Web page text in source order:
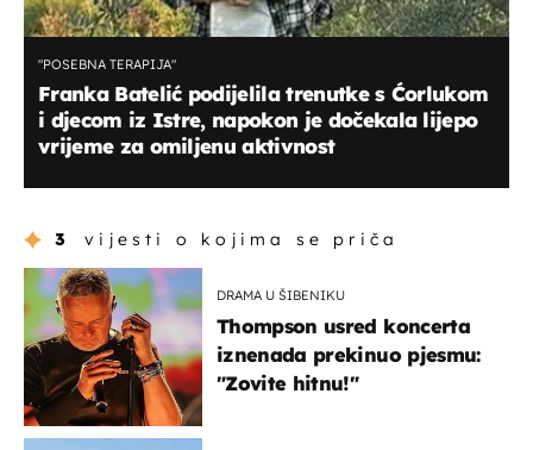
"POSEBNA TERAPIJA"
Franka Batelić podijelila trenutke s Ćorlukom
i djecom iz Istre, napokon je dočekala lijepo
vrijeme za omiljenu aktivnost
3 vijesti o kojima se priča
DRAMA U ŠIBENIKU
Thompson usred koncerta
iznenada prekinuo pjesmu:
"Zovite hitnu!"